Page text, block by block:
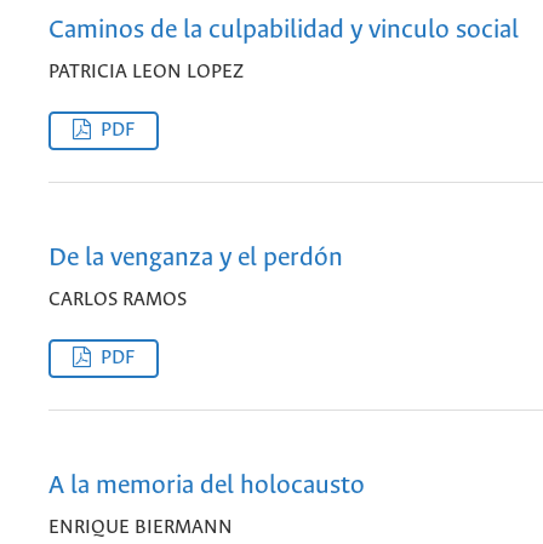
Caminos de la culpabilidad y vinculo social
PATRICIA LEON LOPEZ
PDF
De la venganza y el perdón
CARLOS RAMOS
PDF
A la memoria del holocausto
ENRIQUE BIERMANN